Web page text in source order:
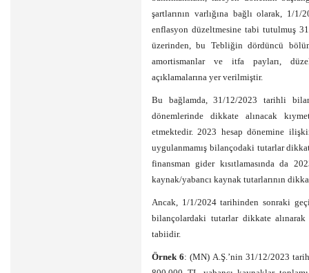
şartlarının varlığına bağlı olarak, 1/
enflasyon düzeltmesine tabi tutulmuş
üzerinden, bu Tebliğin dördüncü
amortismanlar ve itfa payları,
açıklamalarına yer verilmiştir.
Bu bağlamda, 31/12/2023 tarihli
dönemlerinde dikkate alınacak
etmektedir. 2023 hesap dönemine
uygulanmamış bilançodaki tutarlar
finansman gider kısıtlamasında da
kaynak/yabancı kaynak tutarlarının
Ancak, 1/1/2024 tarihinden sonraki
bilançolardaki tutarlar dikkate alınarak
tabiidir.
Örnek 6: (MN) A.Ş.’nin 31/12/2023